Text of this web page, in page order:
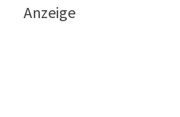
Anzeige